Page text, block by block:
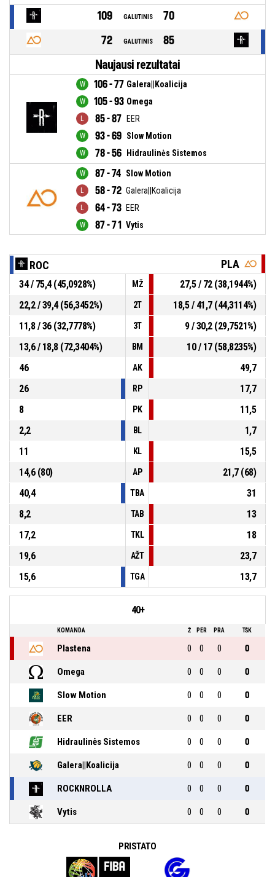
109 GALUTINIS
70
72
GALUTINIS 85
Naujausi rezultatai
106 - 77 Galera||Koalicija
105 - 93 Omega
85 - 87 EER
93 - 69 Slow Motion
78 - 56 Hidraulinės Sistemos
87 - 74 Slow Motion
58 - 72 Galera||Koalicija
64 - 73 EER
87 - 71 Vytis
ROC PLA
34 / 75,4 (45,0928%) MŽ
27,5 / 72 (38,1944%)
22,2 / 39,4 (56,3452%)
2T
18,5 / 41,7 (44,3114%)
11,8 / 36 (32,7778%)
3T
9 / 30,2 (29,7521%)
13,6 / 18,8 (72,3404%)
BM
10 / 17 (58,8235%)
46
AK
49,7
26
RP
17,7
8
PK
11,5
2,2
BL
1,7
11
KL
15,5
14,6 (80)
AP
21,7 (68)
40,4
TBA
31
8,2
TAB
13
17,2
TKL
18
19,6
AŽT
23,7
15,6
TGA 13,7
40+
KOMANDA Ž PER PRA TŠK
Plastena 0 0 0 0
Omega 0 0 0 0
Slow Motion 0 0 0 0
EER 0 0 0 0
Hidraulinės Sistemos 0 0 0 0
Galera||Koalicija 0 0 0 0
ROCKNROLLA 0 0 0 0
Vytis 0 0 0 0
PRISTATO